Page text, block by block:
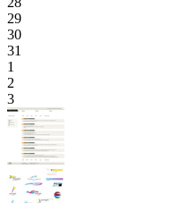
29
30
31
1
2
3